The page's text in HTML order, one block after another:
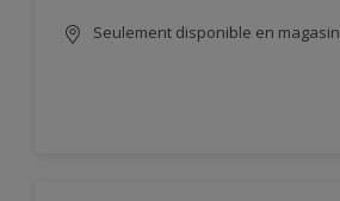
Seulement disponible en magasin